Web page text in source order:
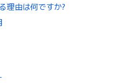
理由は何ですか?